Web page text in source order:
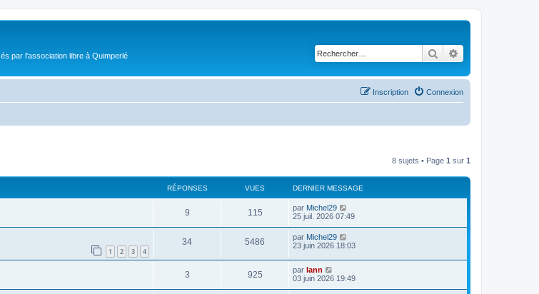
par l'association libre à Quimperlé Rechercher
Connexion
Inscription
8 sujets • Page 1 sur 1
RÉPONSES VUES DERNIER MESSAGE
9 115 par Michel29
25 juil. 2026 07:49
1 2 3 4
34 5486 par Michel29
23 juin 2026 18:03
3 925 par lann
03 juin 2026 19:49